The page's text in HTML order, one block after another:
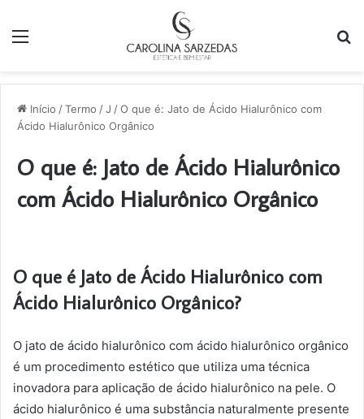
Início /Termo /J /O que é: Jato de Ácido Hialurônico com
Ácido Hialurônico Orgânico
O que é: Jato de Ácido Hialurônico
com Ácido Hialurônico Orgânico
O que é Jato de Ácido Hialurônico com
Ácido Hialurônico Orgânico?
O jato de ácido hialurônico com ácido hialurônico orgânico
é um procedimento estético que utiliza uma técnica
inovadora para aplicação de ácido hialurônico na pele. O
ácido hialurônico é uma substância naturalmente presente